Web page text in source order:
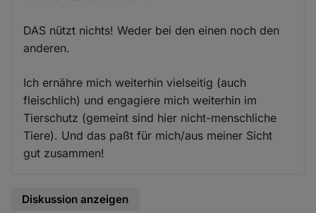
DAS nützt nichts! Weder bei den einen noch den
anderen.
Ich ernähre mich weiterhin vielseitig (auch
fleischlich) und engagiere mich weiterhin im
Tierschutz (gemeint sind hier nicht-menschliche
Tiere). Und das paßt für mich/aus meiner Sicht
gut zusammen!
Diskussion anzeigen